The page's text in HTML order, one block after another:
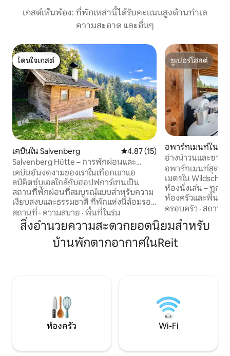
เกสต์เห็นพ้อง: ที่พักเหล่านี้ได้รับคะแนนสูงด้านทำเล
ความสะอาด และอื่นๆ
โดนใจเกสต์
โดนใจเกสต์
เคบินใน Salvenberg คะแนนเฉลี่ย 4.87 จาก 5, 15 รีวิว
4.87 (15)
Salvenberg Hütte – การพักผ่อนและ
ธรรมชาติในไทโรล
เคบินอันงดงามของเราในเทือกเขาแอ
ลป์คิตซ์บูเอลใกล้กับฮอปฟการ์เทนเป็น
สถานที่พักผ่อนที่สมบูรณ์แบบสำหรับความ
เงียบสงบและธรรมชาติ ที่พักแห่งนี้ล้อมรอบ
ด้วยป่าและทุ่งหญ้า คุณจะเพลิดเพลินไปกับ
การพักผ่อนอย่างเต็มที่ที่นี่ – ห่างไกลจาก
ชีวิตประจำวัน ไม่ว่าคุณจะต้องการเดินป่า
ปั่นจักรยาน หรือเพียงแค่พักผ่อน ที่นี่มีทาง
สถานที่ · ความสบาย · พื้นที่ในร่ม
ซูเปอร์โฮสต์
ซูเปอร์โฮสต์
อพาร์ทเมนท์ใน
อ่างน้ำวนและซาว
ภูเขา
อพาร์ทเมนท์สุดพิเ
เมตรใน
ห้องนั่งเล่น – ทุกห้
ห้องครัวและพื้นที่
อุปกรณ์ครบครันส
สมัยพร้อมฝักบัวข
ธรรมชาติ Déesse
และที่ม้วนผม สำห
มอนิเตอร์เด็ก อ่าง
ครอบครัว · สถานที่
สิ่งอำนวยความสะดวกยอดนิยมสำหรับ
บ้านพักตากอากาศในReit
ห้องครัว Wi-Fi